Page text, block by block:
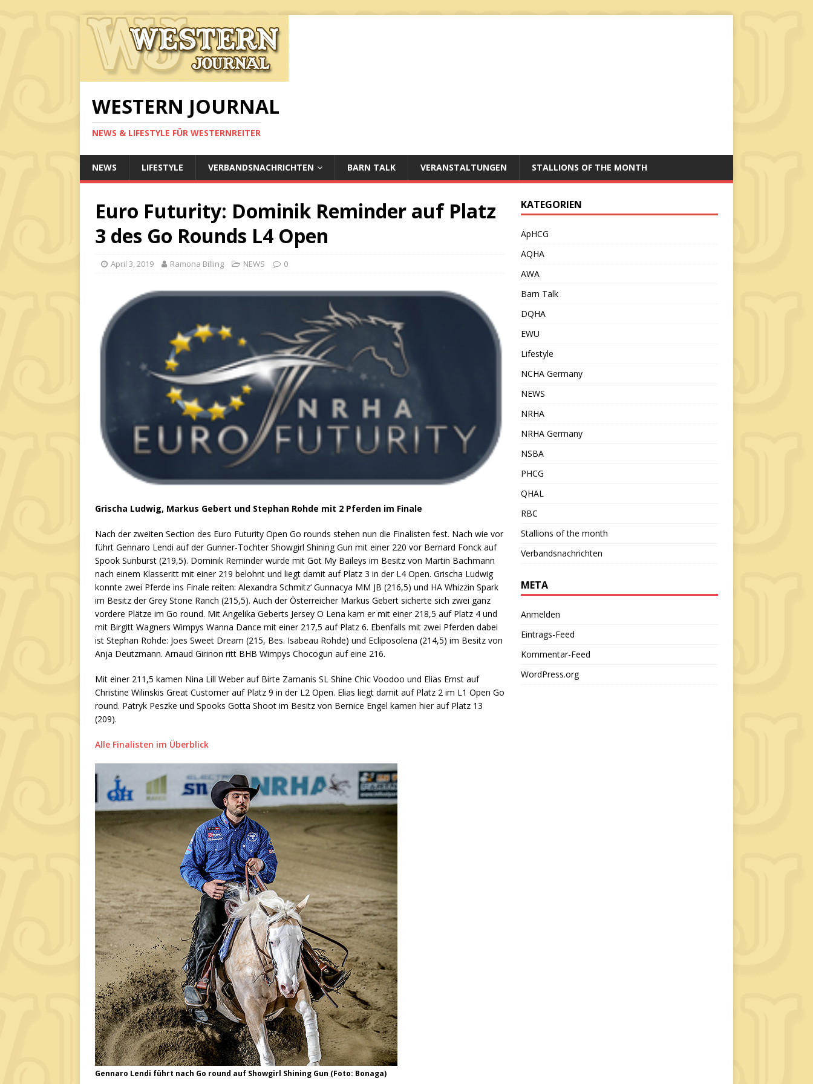
WESTERN JOURNAL
NEWS & LIFESTYLE FÜR WESTERNREITER
NEWS LIFESTYLE VERBANDSNACHRICHTEN BARN TALK VERANSTALTUNGEN STALLIONS OF THE MONTH
Euro Futurity: Dominik Reminder auf Platz
3 des Go Rounds L4 Open
April 3, 2019 Ramona Billing NEWS 0
Grischa Ludwig, Markus Gebert und Stephan Rohde mit 2 Pferden im Finale
Nach der zweiten Section des Euro Futurity Open Go rounds stehen nun die Finalisten fest. Nach wie vor
führt Gennaro Lendi auf der Gunner-Tochter Showgirl Shining Gun mit einer 220 vor Bernard Fonck auf
Spook Sunburst (219,5). Dominik Reminder wurde mit Got My Baileys im Besitz von Martin Bachmann
nach einem Klasseritt mit einer 219 belohnt und liegt damit auf Platz 3 in der L4 Open. Grischa Ludwig
konnte zwei Pferde ins Finale reiten: Alexandra Schmitz‘ Gunnacya MM JB (216,5) und HA Whizzin Spark
im Besitz der Grey Stone Ranch (215,5). Auch der Österreicher Markus Gebert sicherte sich zwei ganz
vordere Plätze im Go round. Mit Angelika Geberts Jersey O Lena kam er mit einer 218,5 auf Platz 4 und
mit Birgitt Wagners Wimpys Wanna Dance mit einer 217,5 auf Platz 6. Ebenfalls mit zwei Pferden dabei
ist Stephan Rohde: Joes Sweet Dream (215, Bes. Isabeau Rohde) und Ecliposolena (214,5) im Besitz von
Anja Deutzmann. Arnaud Girinon ritt BHB Wimpys Chocogun auf eine 216.
Mit einer 211,5 kamen Nina Lill Weber auf Birte Zamanis SL Shine Chic Voodoo und Elias Ernst auf
Christine Wilinskis Great Customer auf Platz 9 in der L2 Open. Elias liegt damit auf Platz 2 im L1 Open Go
round. Patryk Peszke und Spooks Gotta Shoot im Besitz von Bernice Engel kamen hier auf Platz 13
(209).
Alle Finalisten im Überblick
Gennaro Lendi führt nach Go round auf Showgirl Shining Gun (Foto: Bonaga)
KATEGORIEN
ApHCG
AQHA
AWA
Barn Talk
DQHA
EWU
Lifestyle
NCHA Germany
NEWS
NRHA
NRHA Germany
NSBA
PHCG
QHAL
RBC
Stallions of the month
Verbandsnachrichten
META
Anmelden
Eintrags-Feed
Kommentar-Feed
WordPress.org